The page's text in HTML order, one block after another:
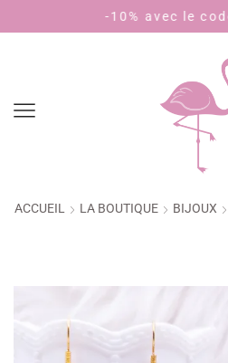
-10% avec le code
ACCUEIL LA BOUTIQUE BIJOUX